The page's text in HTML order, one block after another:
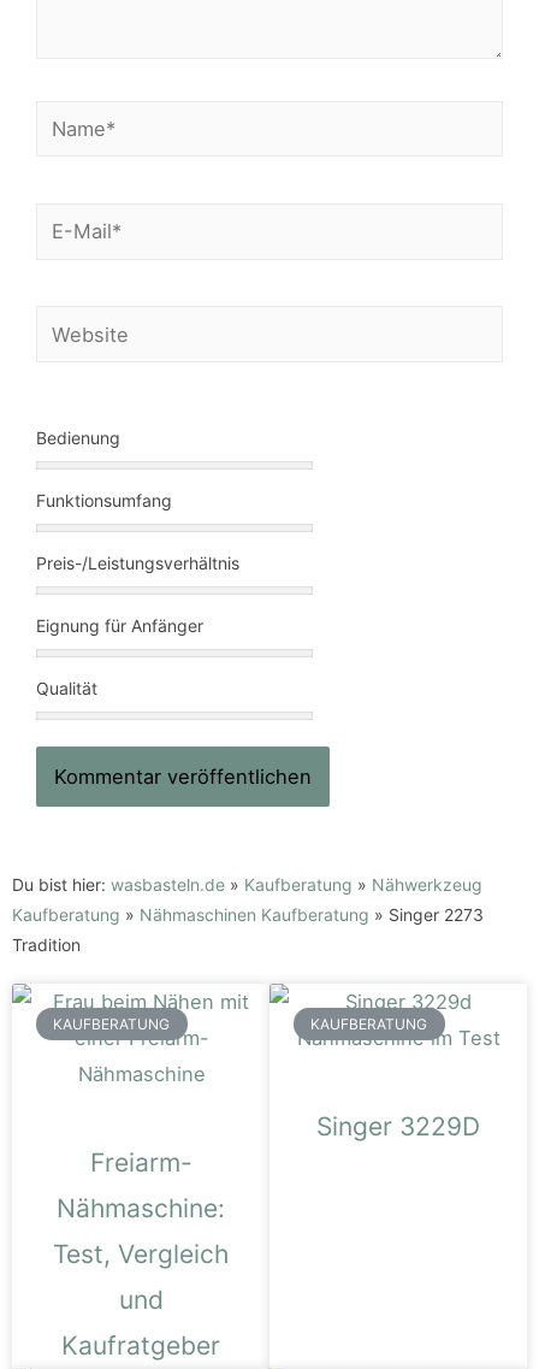
Bedienung
Funktionsumfang
Preis-/Leistungsverhältnis
Eignung für Anfänger
Qualität
Du bist hier: wasbasteln.de » Kaufberatung » Nähwerkzeug
Kaufberatung » Nähmaschinen Kaufberatung » Singer 2273
Tradition
KAUFBERATUNG
Freiarm-
Nähmaschine:
Test, Vergleich
und
Kaufratgeber
KAUFBERATUNG
Singer 3229D